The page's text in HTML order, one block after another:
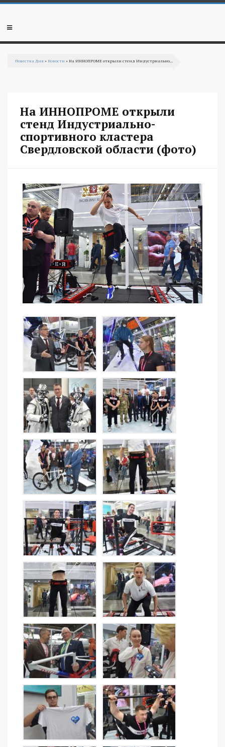
Перейти к основному содержанию
Мобильное
Повестка Дня »Новости » На ИННОПРОМЕ открыли стенд Индустриально...
На ИННОПРОМЕ открыли
стенд Индустриально-
спортивного кластера
Свердловской области (фото)